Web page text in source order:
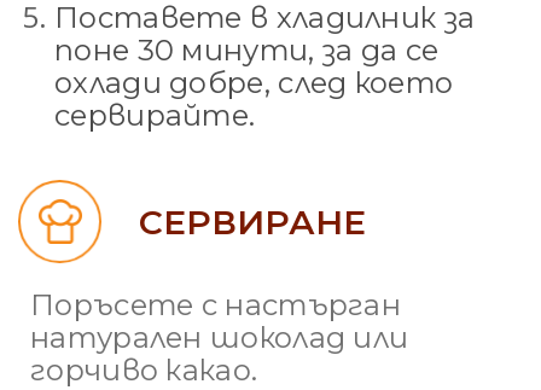
Поставете в хладилник за
поне 30 минути, за да се
охлади добре, след което
сервирайте.
СЕРВИРАНЕ
Поръсете с настърган
натурален шоколад или
горчиво какао.